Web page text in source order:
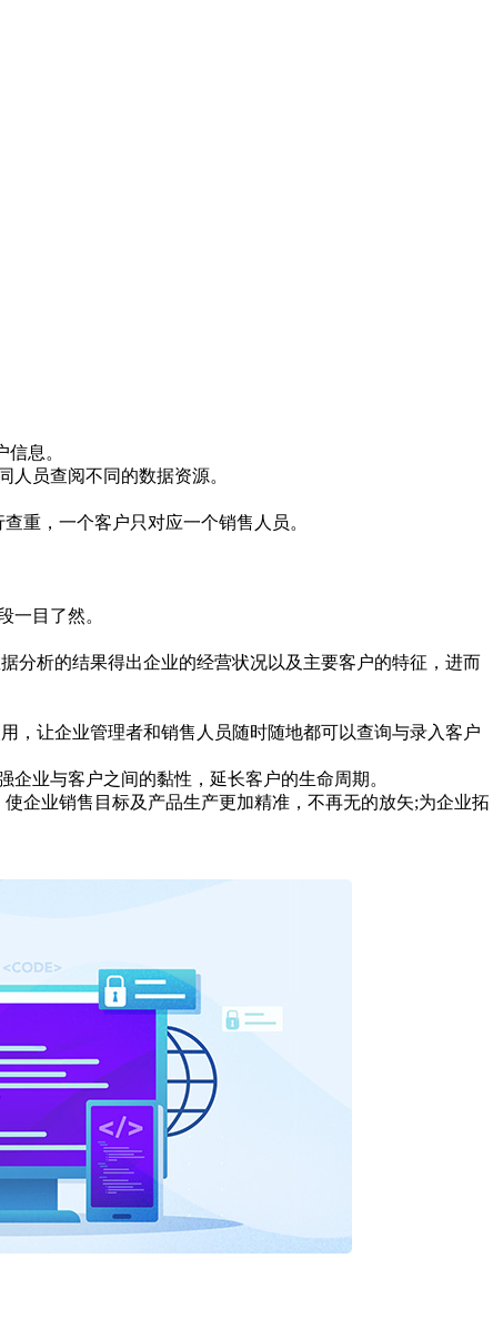
息。
员查阅不同的数据资源。
重，一个客户只对应一个销售人员。
一目了然。
分析的结果得出企业的经营状况以及主要客户的特征，进而
，让企业管理者和销售人员随时随地都可以查询与录入客户
业与客户之间的黏性，延长客户的生命周期。
企业销售目标及产品生产更加精准，不再无的放矢;为企业拓